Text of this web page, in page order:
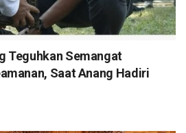
Teguhkan Semangat
Saat Anang Hadiri